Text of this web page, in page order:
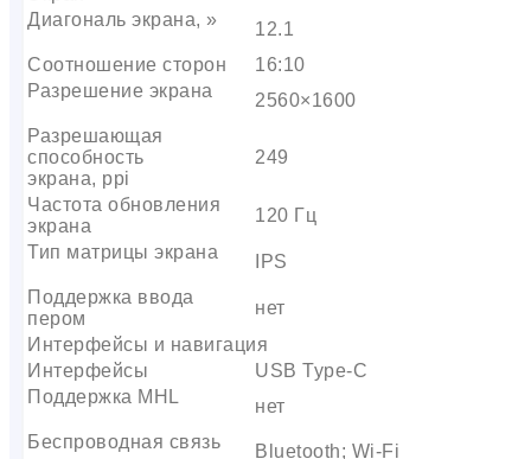
Диагональ экрана, »
12.1
Соотношение сторон
16:10
Разрешение экрана
2560×1600
Разрешающая
способность
экрана, ppi
249
Частота обновления
экрана
120 Гц
Тип матрицы экрана
IPS
Поддержка ввода
пером
нет
Интерфейсы и навигация
Интерфейсы
USB Type-C
Поддержка MHL
нет
Беспроводная связь
Bluetooth; Wi-Fi